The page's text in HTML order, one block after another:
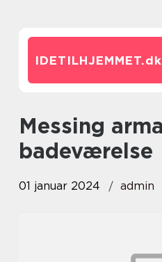
IDETILHJEMMET.dk
messing armatur
badeværelse
01 januar 2024 admin